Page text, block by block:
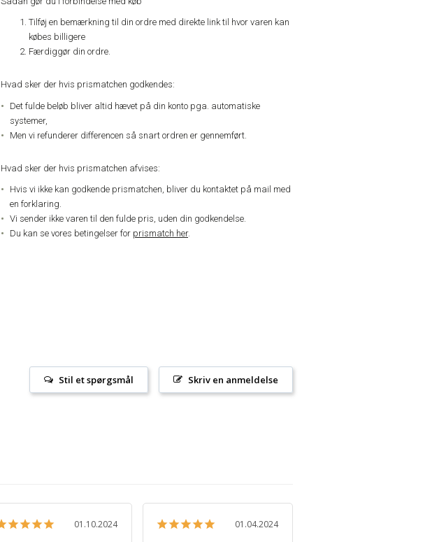
Tilføj en bemærkning til din ordre med direkte link til hvor varen kan
købes billigere
Færdiggør din ordre.
Hvad sker der hvis prismatchen godkendes:
Det fulde beløb bliver altid hævet på din konto pga. automatiske
systemer,
Men vi refunderer differencen så snart ordren er gennemført.
Hvad sker der hvis prismatchen afvises:
Hvis vi ikke kan godkende prismatchen, bliver du kontaktet på mail med
en forklaring.
Vi sender ikke varen til den fulde pris, uden din godkendelse.
Du kan se vores betingelser for prismatch her.
Skriv en anmeldelse
Stil et spørgsmål
01.10.2024 01.04.2024